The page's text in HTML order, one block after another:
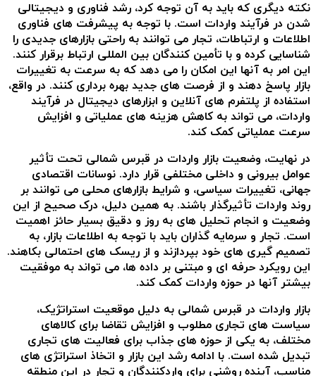
نکته دیگری که باید به آن توجه کرد، رشد فناوری و دیجیتالی
شدن در فرآیند واردات است. با توجه به پیشرفت های فناوری
اطلاعات و ارتباطات، تجار می توانند به راحتی بازارهای جدیدی را
شناسایی کرده و با تأمین کنندگان بین المللی ارتباط برقرار کنند.
این امر به آنها این امکان را می دهد که به سرعت به تغییرات
بازار پاسخ دهند و از فرصت های جدید بهره برداری کنند. در واقع،
استفاده از پلتفرم های آنلاین و ابزارهای دیجیتال در فرآیند
واردات، می تواند به کاهش هزینه های عملیاتی و افزایش
سرعت عملیاتی کمک کند.
در نهایت، وضعیت بازار واردات در قبرس شمالی تحت تأثیر
عوامل بیرونی و داخلی مختلفی قرار دارد. نوسانات اقتصادی
جهانی، تغییرات سیاسی، و شرایط بازارهای محلی می توانند بر
روند واردات تأثیرگذار باشند. به همین دلیل، درک صحیح از این
وضعیت و انجام تحلیل های به روز و دقیق بسیار حائز اهمیت
است. تجار و سرمایه گذاران باید با توجه به اطلاعات بازار، به
تصمیم گیری های خود بپردازند و از ریسک های احتمالی بکاهند.
این رویکرد حرفه ای و مبتنی بر داده ها، می تواند به موفقیت
بیشتر آنها در حوزه واردات کمک کند.
بازار واردات در قبرس شمالی به دلیل موقعیت استراتژیک،
سیاست های تجاری مطلوب و افزایش تقاضا برای کالاهای
مختلف، به یکی از حوزه های جذاب برای فعالیت های تجاری
تبدیل شده است. با ادامه رشد این بازار و اتخاذ استراتژی های
مناسب، آینده روشنی برای واردکنندگان و تجار در این منطقه